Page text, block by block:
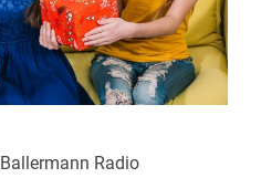
Ballermann Radio